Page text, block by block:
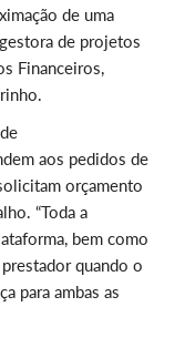
de uma
de projetos
Financeiros,
aos pedidos de
orçamento
“Toda a
bem como
quando o
para ambas as